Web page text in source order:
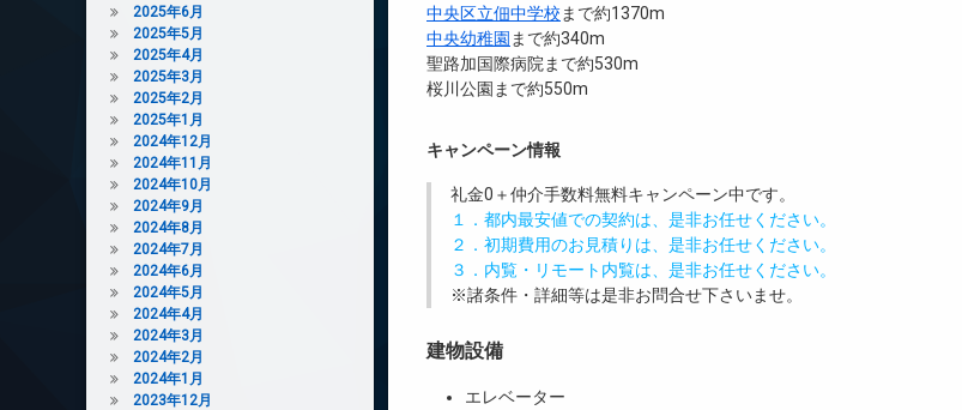
中央区立佃中学校 まで約1370m
中央幼稚園 まで約340m
聖路加国際病院まで約530m
桜川公園まで約550m
キャンペーン情報
礼金0 ＋仲介手数料無料キャンペーン中です。
１．都内最安値での契約は、是非お任せください。
２．初期費用のお見積りは、是非お任せください。
３．内覧・リモート内覧は、是非お任せください。
※諸条件・詳細等は是非お問合せ下さいませ。
建物設備
エレベーター
2025年6月
2025年5月
2025年4月
2025年3月
2025年2月
2025年1月
2024年12月
2024年11月
2024年10月
2024年9月
2024年8月
2024年7月
2024年6月
2024年5月
2024年4月
2024年3月
2024年2月
2024年1月
2023年12月